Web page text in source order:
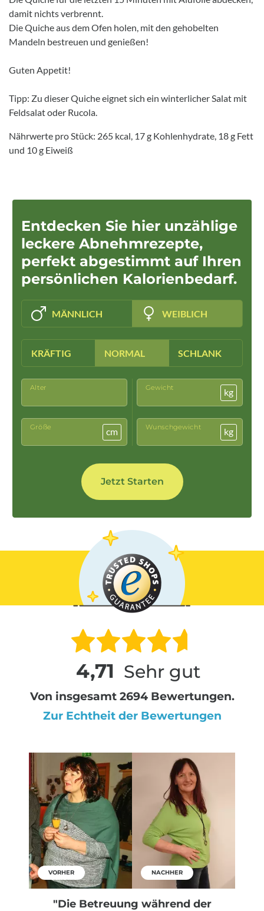
damit nichts verbrennt.
Die Quiche aus dem Ofen holen, mit den gehobelten
Mandeln bestreuen und genießen!
Guten Appetit!
Tipp: Zu dieser Quiche eignet sich ein winterlicher Salat mit
Feldsalat oder Rucola.
Nährwerte pro Stück: 265 kcal, 17 g Kohlenhydrate, 18 g Fett
und 10 g Eiweiß
Entdecken Sie hier unzählige
leckere Abnehmrezepte,
perfekt abgestimmt auf Ihren
persönlichen Kalorienbedarf.
MÄNNLICH WEIBLICH
KRÄFTIG NORMAL SCHLANK
Alter
Größe cm
Gewicht kg
Wunschgewicht kg
4,71 Sehr gut
Von insgesamt 2694 Bewertungen.
Zur Echtheit der Bewertungen
VORHER NACHHER
"Die Betreuung während der